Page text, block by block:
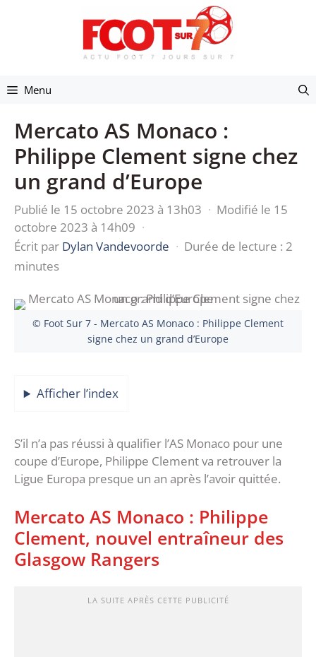
Menu
Mercato AS Monaco :
Philippe Clement signe chez
un grand d’Europe
Publié le 15 octobre 2023 à 13h03 · Modifié le 15
octobre 2023 à 14h09 ·
Écrit par Dylan Vandevoorde · Durée de lecture : 2
minutes
© Foot Sur 7 - Mercato AS Monaco : Philippe Clement
signe chez un grand d’Europe
Afficher l’index
S’il n’a pas réussi à qualifier l’AS Monaco pour une
coupe d’Europe, Philippe Clement va retrouver la
Ligue Europa presque un an après l’avoir quittée.
Mercato AS Monaco : Philippe
Clement, nouvel entraîneur des
Glasgow Rangers
LA SUITE APRÈS CETTE PUBLICITÉ